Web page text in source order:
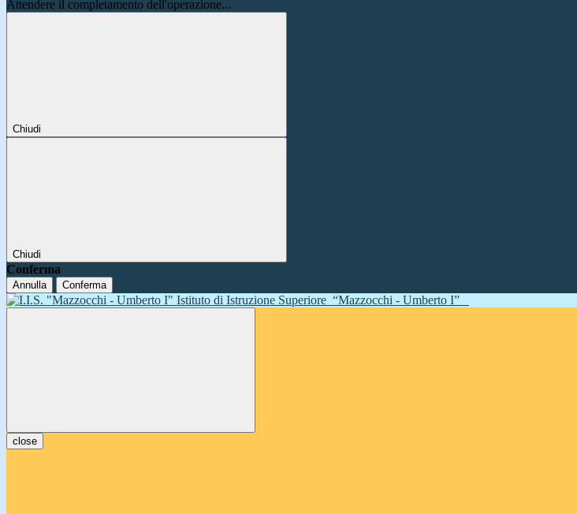
Attendere il completamento dell'operazione...
Chiudi
Chiudi
Conferma
Annulla Conferma
Istituto di Istruzione Superiore “Mazzocchi - Umberto I”
close